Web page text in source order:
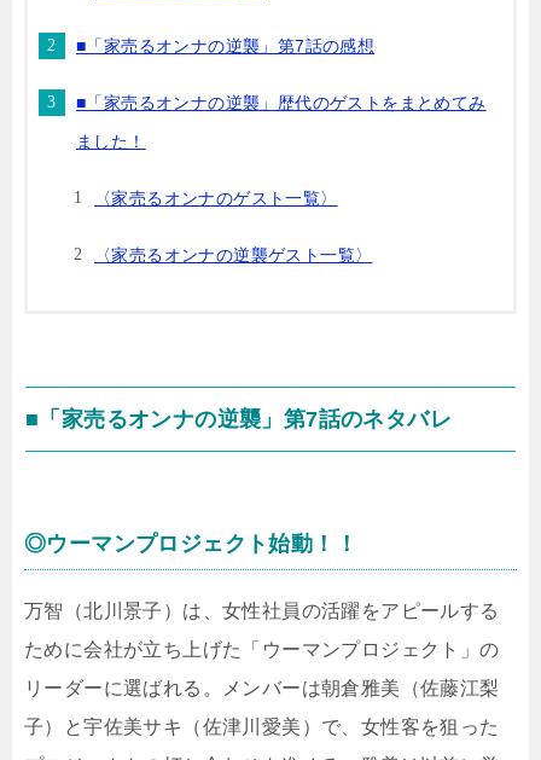
■「家売るオンナの逆襲」第7話の感想
■「家売るオンナの逆襲」歴代のゲストをまとめてみ
ました！
〈家売るオンナのゲスト一覧〉
〈家売るオンナの逆襲ゲスト一覧〉
■「家売るオンナの逆襲」第7話のネタバレ
◎ウーマンプロジェクト始動！！
万智（北川景子）は、女性社員の活躍をアピールする
ために会社が立ち上げた「ウーマンプロジェクト」の
リーダーに選ばれる。メンバーは朝倉雅美（佐藤江梨
子）と宇佐美サキ（佐津川愛美）で、女性客を狙った